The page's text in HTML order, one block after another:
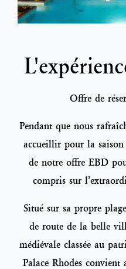
Offre de
Pendant que nous
accueillir pour la
de notre offre EBD
compris sur
Situé sur sa propre
de route de la belle
médiévale classée au
Palace Rhodes